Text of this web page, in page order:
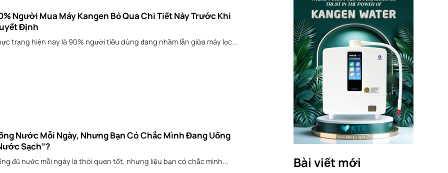
Người Mua Máy Kangen Bỏ Qua Chi Tiết Này Trước Khi
Định
trạng hiện nay là 90% người tiêu dùng đang nhầm lẫn giữa máy lọc...
Nước Mỗi Ngày, Nhưng Bạn Có Chắc Mình Đang Uống
Sạch”?
đủ nước mỗi ngày là thói quen tốt, nhưng liệu bạn có chắc mình... Bài viết mới